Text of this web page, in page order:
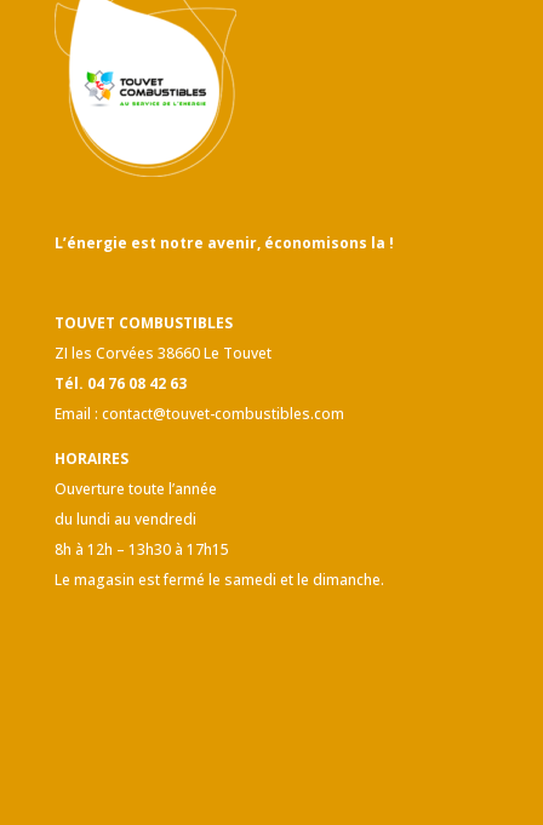
L’énergie est notre avenir, économisons la !
TOUVET COMBUSTIBLES
ZI les Corvées 38660 Le Touvet
Tél. 04 76 08 42 63
Email : contact@touvet-combustibles.com
HORAIRES
Ouverture toute l’année
du lundi au vendredi
8h à 12h – 13h30 à 17h15
Le magasin est fermé le samedi et le dimanche.